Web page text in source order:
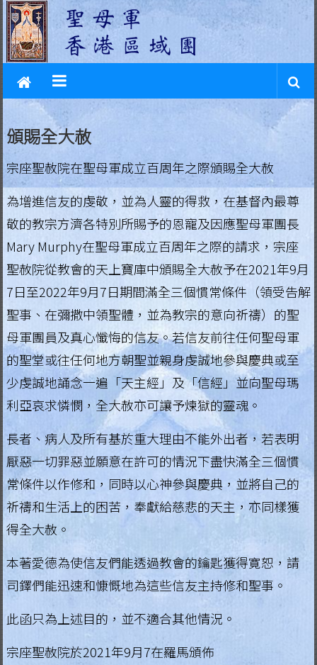
Skip
to
content
L
e
g
i
o
n
o
f
M
a
r
y
.
H
o
n
g
K
o
n
g
R
e
g
頒賜全大赦
宗座聖赦院在聖母軍成立百周年之際頒賜全大赦
為增進信友的虔敬，並為人靈的得救，在基督內最尊
敬的教宗方濟各特別所賜予的恩寵及因應聖母軍團長
Mary Murphy在聖母軍成立百周年之際的請求，宗座
聖赦院從教會的天上寶庫中頒賜全大赦予在2021年9月
7日至2022年9月7日期間滿全三個慣常條件（領受告解
聖事、在彌撒中領聖體，並為教宗的意向祈禱）的聖
母軍團員及真心懺悔的信友。若信友前往任何聖母軍
的聖堂或往任何地方朝聖並親身虔誠地參與慶典或至
少虔誠地誦念一遍「天主經」及「信經」並向聖母瑪
利亞哀求憐憫，全大赦亦可讓予煉獄的靈魂。
長者、病人及所有基於重大理由不能外出者，若表明
厭惡一切罪惡並願意在許可的情況下盡快滿全三個慣
常條件以作修和，同時以心神參與慶典，並將自己的
祈禱和生活上的困苦，奉獻給慈悲的天主，亦同樣獲
得全大赦。
本著愛德為使信友們能透過教會的鑰匙獲得寛恕，請
司鐸們能迅速和慷慨地為這些信友主持修和聖事。
此函只為上述目的，並不適合其他情況。
宗座聖赦院於2021年9月7在羅馬頒佈